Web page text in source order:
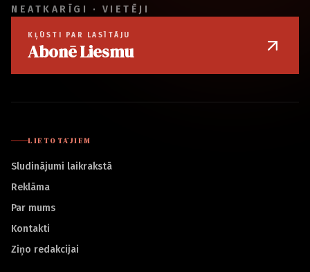
NEATKARĪGI · VIETĒJI
KĻŪSTI PAR LASĪTĀJU
Abonē Liesmu
LIETOTĀJIEM
Sludinājumi laikrakstā
Reklāma
Par mums
Kontakti
Ziņo redakcijai